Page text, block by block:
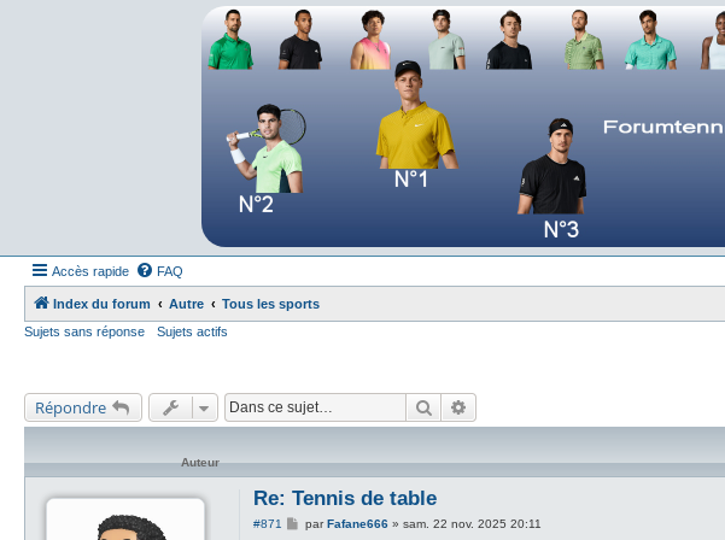
Le forum des passionnés de tennis
Accès rapide FAQ
Index du forum Autre
Tous les sports
Sujets sans réponse
Sujets actifs
Répondre Rechercher
Auteur
Re: Tennis de table
#871
MparFafane666 »sam. 22 nov. 2025 20:11